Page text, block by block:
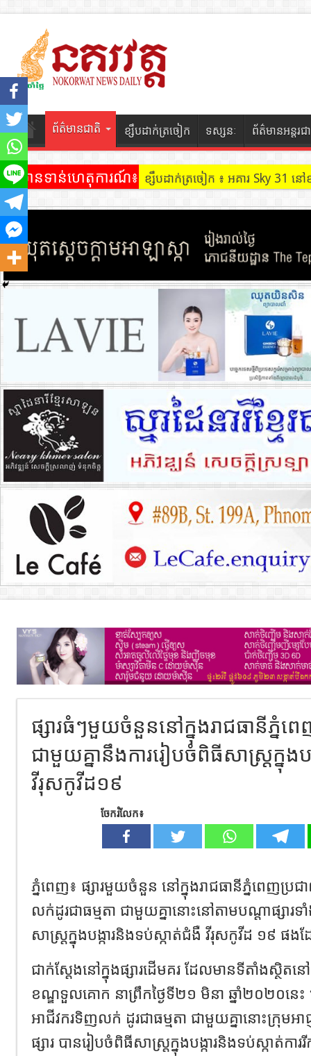
ព័ត៌មានជាតិ ខ្សឹបដាក់ត្រចៀក ទស្សនៈ ព័ត៌មានអន្តរជ
ព័ត៌មានទាន់ហេតុការណ៍៖ ខ្សឹបដាក់ត្រចៀក ៖ អគារ Sky 31
ខ្សឹបដាក់ត្រចៀក ៖ ដល់ករ ! ឈ្មួញដឹក
ផ្សារធំៗមួយចំនួននៅក្នុងរាជធានីភ្នំព
ជាមួយគ្នានឹងការរៀបចំពិធីសាស្ត្រក្នុង
វីរុសកូវីដ១៩
ចែករំលែក៖
ភ្នំពេញ៖ ផ្សារមួយចំនួន នៅក្នុងរាជធានីភ្នំពេញប្រ
លក់ដូរជាធម្មតា ជាមួយគ្នានោះនៅតាមបណ្តាផ្សារ
សាស្ត្រក្នុងបង្ការនិងទប់ស្កាត់ជំងឺ វីរុសកូវីដ ១៩ ផងដ
ជាក់ស្តែងនៅក្នុងផ្សារដើមគរ ដែលមានទីតាំងស្ថិតនៅ
ខណ្ឌទួលគោក នាព្រឹកថ្ងៃទី២១ មិនា ឆ្នាំ២០២០នេះ
អាជីវករទិញលក់ ដូរជាធម្មតា ជាមួយគ្នានោះក្រុមអា
ផ្សារ បានរៀបចំពិធីសាស្ត្រក្នុងបង្ការនិងទប់ស្កាត់ក